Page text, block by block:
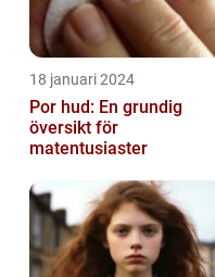
18 januari 2024
Por hud: En grundig
översikt för
matentusiaster